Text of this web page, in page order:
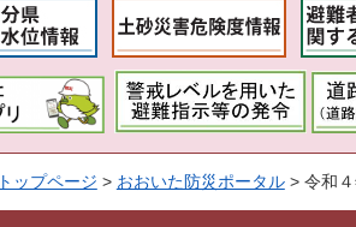
トップページ > おおいた防災ポータル > 令和